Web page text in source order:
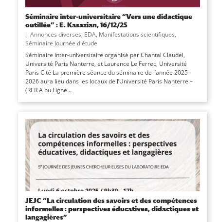
Séminaire inter-universitaire “Vers une didactique
outillée” : E. Kasazian, 16/12/25
| Annonces diverses, EDA, Manifestations scientifiques,
Séminaire Journée d'étude
Séminaire inter-universitaire organisé par Chantal Claudel,
Université Paris Nanterre, et Laurence Le Ferrec, Université
Paris Cité La première séance du séminaire de l’année 2025-
2026 aura lieu dans les locaux de l’Université Paris Nanterre –
(RER A ou Ligne...
JEJC “La circulation des savoirs et des compétences
informelles : perspectives éducatives, didactiques et
langagières”